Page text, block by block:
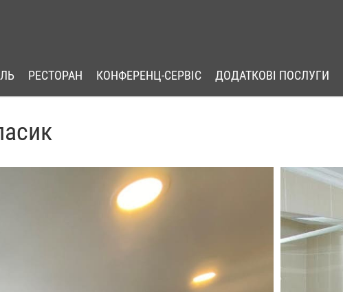
РЕСТОРАН КОНФЕРЕНЦ-СЕРВІС ДОДАТКОВІ ПОСЛУГИ